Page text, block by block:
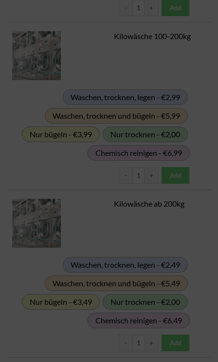
Add
Kilowäsche 100-200kg
Waschen, trocknen, legen - €2,99
Waschen, trocknen und bügeln - €5,99
Nur bügeln - €3,99
Nur trocknen - €2,00
Chemisch reinigen - €6,99
Add
Kilowäsche ab 200kg
Waschen, trocknen, legen - €2,49
Waschen, trocknen und bügeln - €5,49
Nur bügeln - €3,49
Nur trocknen - €2,00
Chemisch reinigen - €6,49
Add